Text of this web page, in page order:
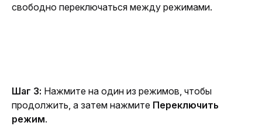
свободно переключаться между режимами.
Шаг 3: Нажмите на один из режимов, чтобы
продолжить, а затем нажмите Переключить
режим.